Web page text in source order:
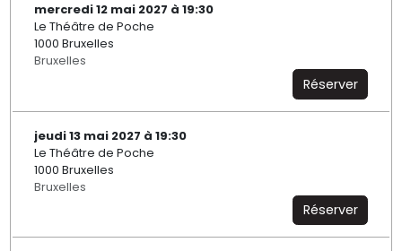
mercredi 12 mai 2027 à 19:30
Le Théâtre de Poche
1000 Bruxelles
Bruxelles
Réserver
jeudi 13 mai 2027 à 19:30
Le Théâtre de Poche
1000 Bruxelles
Bruxelles
Réserver